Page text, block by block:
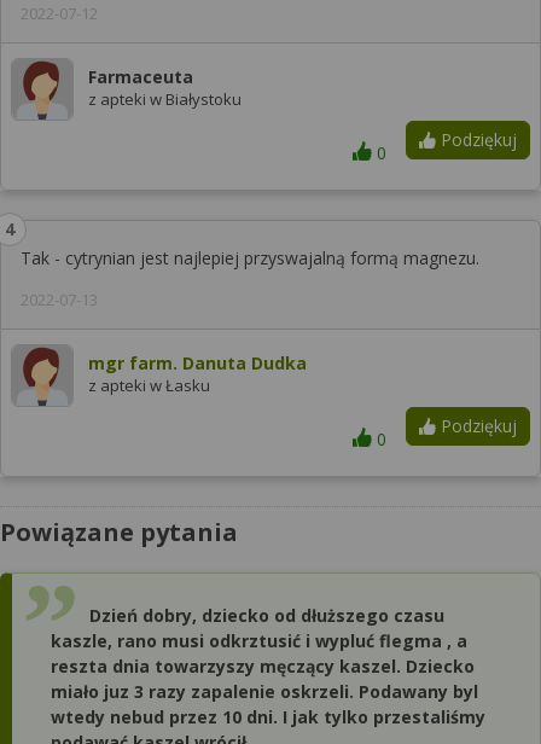
2022-07-12
Farmaceuta
z apteki w Białystoku
Podziękuj
0
Tak - cytrynian jest najlepiej przyswajalną formą magnezu.
2022-07-13
mgr farm. Danuta Dudka
z apteki w Łasku
Podziękuj
0
Powiązane pytania
Dzień dobry, dziecko od dłuższego czasu
kaszle, rano musi odkrztusić i wypluć flegma , a
reszta dnia towarzyszy męczący kaszel. Dziecko
miało juz 3 razy zapalenie oskrzeli. Podawany byl
wtedy nebud przez 10 dni. I jak tylko przestaliśmy